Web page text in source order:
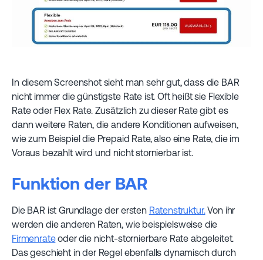
In diesem Screenshot sieht man sehr gut, dass die BAR
nicht immer die günstigste Rate ist. Oft heißt sie Flexible
Rate oder Flex Rate. Zusätzlich zu dieser Rate gibt es
dann weitere Raten, die andere Konditionen aufweisen,
wie zum Beispiel die Prepaid Rate, also eine Rate, die im
Voraus bezahlt wird und nicht stornierbar ist.
Funktion der BAR
Die BAR ist Grundlage der ersten Ratenstruktur. Von ihr
werden die anderen Raten, wie beispielsweise die
Firmenrateoder die nicht-stornierbare Rate abgeleitet.
Das geschieht in der Regel ebenfalls dynamisch durch